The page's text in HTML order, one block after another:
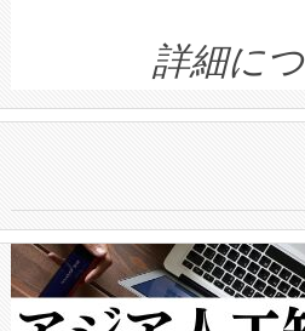
きます。この
ます。 Voltaiq
quality and
BESS stack to
centers. Voltaiq
からシステム統
クルの各段階の
[…]
す。ノーマル
ートル先まで検
トに対して約
では、反射率10
で向上し、最大
ットだけで最大
詳細に